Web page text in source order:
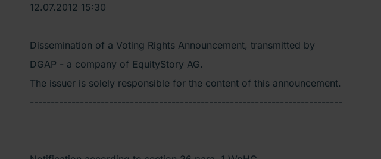
12.07.2012 15:30
Dissemination of a Voting Rights Announcement, transmitted by
DGAP - a company of EquityStory AG.
The issuer is solely responsible for the content of this announcement.
---------------------------------------------------------------------------